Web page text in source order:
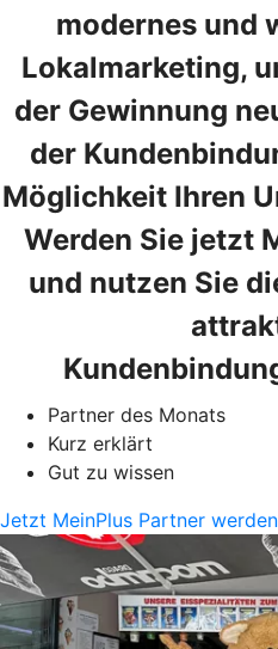
modernes und
Lokalmarketing,
der Gewinnung
der
Möglichkeit Ihren
Werden Sie jetzt
und nutzen Sie
Partner des Monats
Kurz erklärt
Gut zu wissen
Jetzt MeinPlus Partner werden